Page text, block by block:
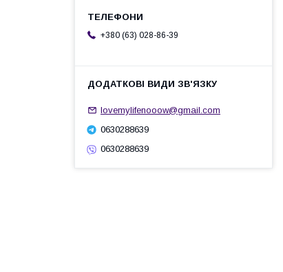
+380 (63) 028-86-39
lovemylifenooow@gmail.com
0630288639
0630288639